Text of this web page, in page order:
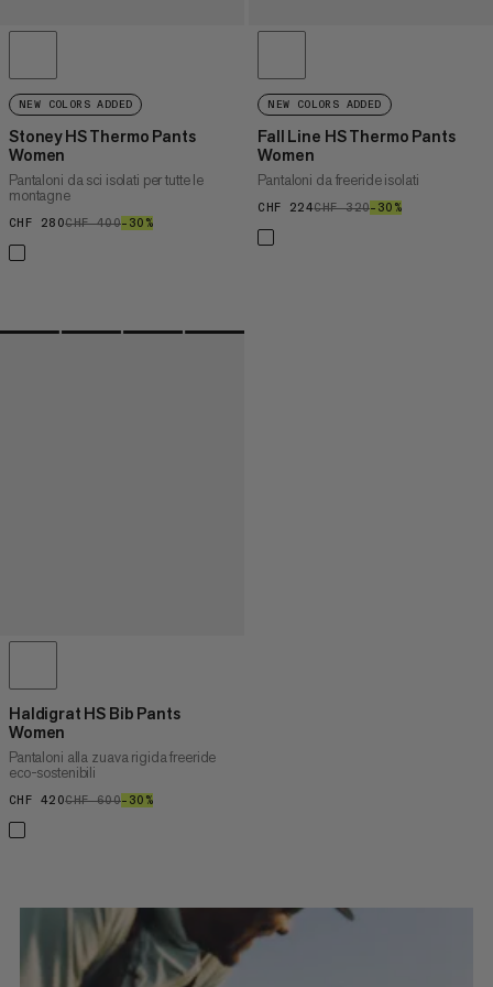
NEW COLORS ADDED
Stoney HS Thermo Pants
Women
Pantaloni da sci isolati per tutte le
montagne
CHF 280CHF 280
CHF 400CHF 400
–30%30%
NEW COLORS ADDED
Fall Line HS Thermo Pants
Women
Pantaloni da freeride isolati
CHF 224CHF 224
CHF 320CHF 320
–30%
Haldigrat HS Bib Pants
Women
Pantaloni alla zuava rigida freeride
eco-sostenibili
CHF 420CHF 420
CHF 600CHF 600
–30%30%